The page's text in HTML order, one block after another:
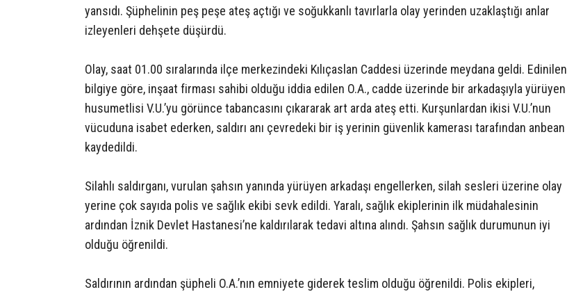
yansıdı. Şüphelinin peş peşe ateş açtığı ve soğukkanlı tavırlarla olay yerinden uzaklaştığı anlar
izleyenleri dehşete düşürdü.
Olay, saat 01.00 sıralarında ilçe merkezindeki Kılıçaslan Caddesi üzerinde meydana geldi. Edinilen
bilgiye göre, inşaat firması sahibi olduğu iddia edilen O.A., cadde üzerinde bir arkadaşıyla yürüyen
husumetlisi V.U.’yu görünce tabancasını çıkararak art arda ateş etti. Kurşunlardan ikisi V.U.’nun
vücuduna isabet ederken, saldırı anı çevredeki bir iş yerinin güvenlik kamerası tarafından anbean
kaydedildi.
Silahlı saldırganı, vurulan şahsın yanında yürüyen arkadaşı engellerken, silah sesleri üzerine olay
yerine çok sayıda polis ve sağlık ekibi sevk edildi. Yaralı, sağlık ekiplerinin ilk müdahalesinin
ardından İznik Devlet Hastanesi’ne kaldırılarak tedavi altına alındı. Şahsın sağlık durumunun iyi
olduğu öğrenildi.
Saldırının ardından şüpheli O.A.’nın emniyete giderek teslim olduğu öğrenildi. Polis ekipleri,